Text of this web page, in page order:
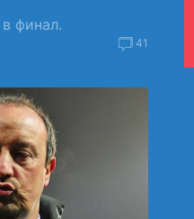
финал.
41